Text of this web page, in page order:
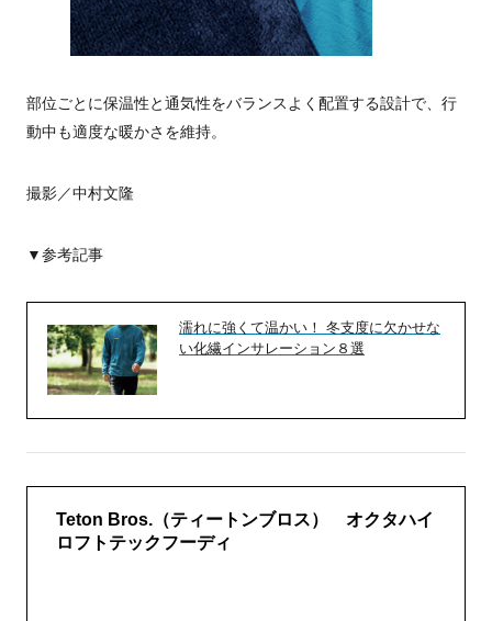
部位ごとに保温性と通気性をバランスよく配置する設計で、行
動中も適度な暖かさを維持。
撮影／中村文隆
▼参考記事
濡れに強くて温かい！ 冬支度に欠かせな
い化繊インサレーション８選
Teton Bros.（ティートンブロス） オクタハイ
ロフトテックフーディ